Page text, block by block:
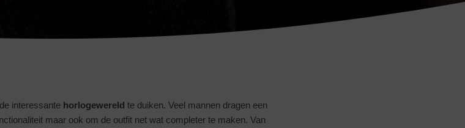
interessante horlogewereld te duiken. Veel mannen dragen een
maar ook om de outfit net wat completer te maken. Van